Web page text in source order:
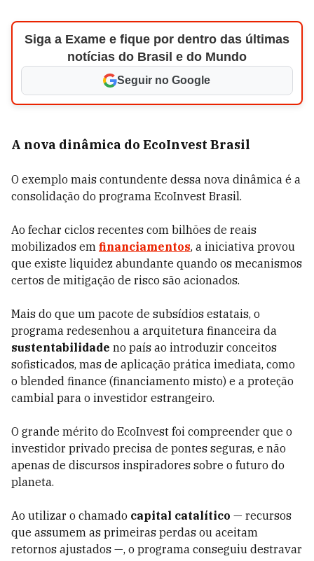
Siga a Exame e fique por dentro das últimas
notícias do Brasil e do Mundo
Seguir no Google
A nova dinâmica do EcoInvest Brasil
O exemplo mais contundente dessa nova dinâmica é a
consolidação do programa EcoInvest Brasil.
Ao fechar ciclos recentes com bilhões de reais
mobilizados em financiamentos, a iniciativa provou
que existe liquidez abundante quando os mecanismos
certos de mitigação de risco são acionados.
Mais do que um pacote de subsídios estatais, o
programa redesenhou a arquitetura financeira da
sustentabilidade no país ao introduzir conceitos
sofisticados, mas de aplicação prática imediata, como
o blended finance (financiamento misto) e a proteção
cambial para o investidor estrangeiro.
O grande mérito do EcoInvest foi compreender que o
investidor privado precisa de pontes seguras, e não
apenas de discursos inspiradores sobre o futuro do
planeta.
Ao utilizar o chamado capital catalítico — recursos
que assumem as primeiras perdas ou aceitam
retornos ajustados —, o programa conseguiu destravar